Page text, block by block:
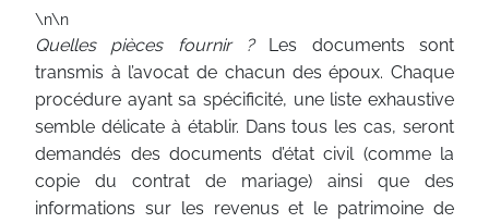
\n\n
Quelles pièces fournir ?Les documents sont
transmis à l’avocat de chacun des époux. Chaque
procédure ayant sa spécificité, une liste exhaustive
semble délicate à établir. Dans tous les cas, seront
demandés des documents d’état civil (comme la
copie du contrat de mariage) ainsi que des
informations sur les revenus et le patrimoine de